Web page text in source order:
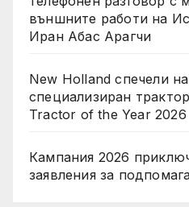
външните работи на
Иран Абас Арагчи
New Holland спечели
специализиран
Tractor of the Year 2026
Кампания 2026
заявления за